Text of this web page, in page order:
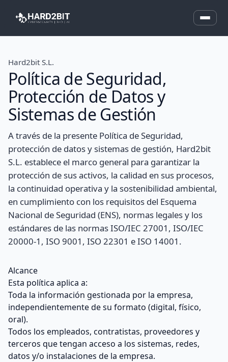
Hard2bit S.L.
Política de Seguridad,
Protección de Datos y
Sistemas de Gestión
A través de la presente Política de Seguridad,
protección de datos y sistemas de gestión, Hard2bit
S.L. establece el marco general para garantizar la
protección de sus activos, la calidad en sus procesos,
la continuidad operativa y la sostenibilidad ambiental,
en cumplimiento con los requisitos del Esquema
Nacional de Seguridad (ENS), normas legales y los
estándares de las normas ISO/IEC 27001, ISO/IEC
20000-1, ISO 9001, ISO 22301 e ISO 14001.
Alcance
Esta política aplica a:
Toda la información gestionada por la empresa,
independientemente de su formato (digital, físico,
oral).
Todos los empleados, contratistas, proveedores y
terceros que tengan acceso a los sistemas, redes,
datos y/o instalaciones de la empresa.